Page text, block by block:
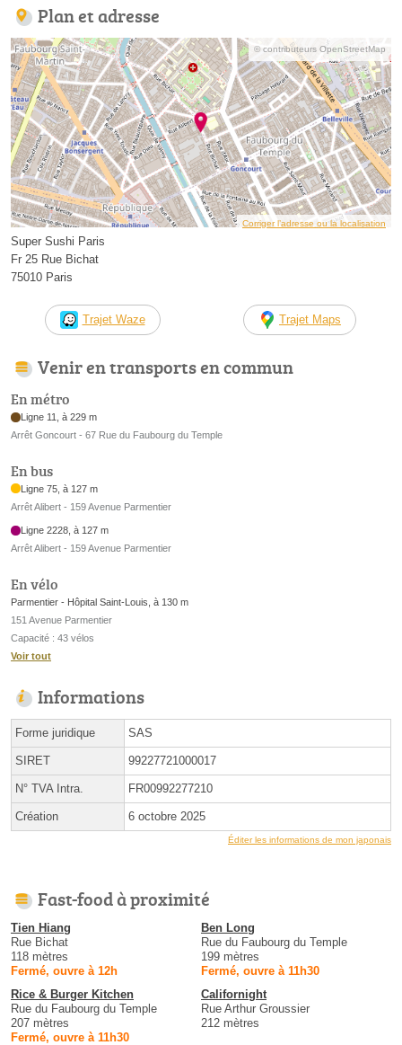
Plan et adresse
© contributeurs OpenStreetMap
Corriger l’adresse ou la localisation
Super Sushi Paris
Fr 25 Rue Bichat
75010 Paris
Trajet Waze Trajet Maps
Venir en transports en commun
En métro
Ligne 11, à 229 m
Arrêt Goncourt - 67 Rue du Faubourg du Temple
En bus
Ligne 75, à 127 m
Arrêt Alibert - 159 Avenue Parmentier
Ligne 2228, à 127 m
Arrêt Alibert - 159 Avenue Parmentier
En vélo
Parmentier - Hôpital Saint-Louis, à 130 m
151 Avenue Parmentier
Capacité : 43 vélos
Voir tout
Informations
Forme juridique SAS
SIRET 99227721000017
N° TVA Intra. FR00992277210
Création 6 octobre 2025
Éditer les informations de mon japonais
Fast-food à proximité
Tien Hiang
Rue Bichat
118 mètres
Fermé, ouvre à 12h
Ben Long
Rue du Faubourg du Temple
199 mètres
Fermé, ouvre à 11h30
Rice & Burger Kitchen
Rue du Faubourg du Temple
207 mètres
Fermé, ouvre à 11h30
Californight
Rue Arthur Groussier
212 mètres